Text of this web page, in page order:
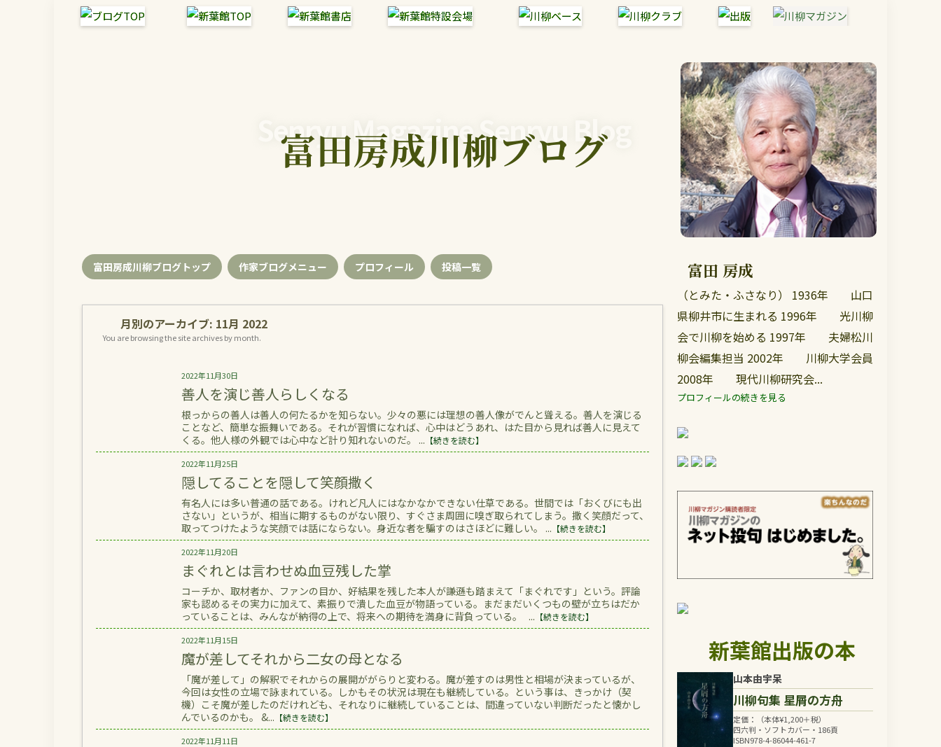
Senryu Magazine Senryu Blog
富田房成川柳ブログ
富田房成川柳ブログトップ 作家ブログメニュー プロフィール 投稿一覧
月別のアーカイブ: 11月 2022
You are browsing the site archives by month.
2022年11月30日
善人を演じ善人らしくなる
根っからの善人は善人の何たるかを知らない。少々の悪には理想の善人像がでんと聳える。善人を演じる
ことなど、簡単な振舞いである。それが習慣になれば、心中はどうあれ、はた目から見れば善人に見えて
くる。他人様の外観では心中など計り知れないのだ。 ... 【続きを読む】
2022年11月25日
隠してることを隠して笑顔撒く
有名人には多い普通の話である。けれど凡人にはなかなかできない仕草である。世間では「おくびにも出
さない」というが、相当に期するものがない限り、すぐさま周囲に嗅ぎ取られてしまう。撒く笑顔だって、
取ってつけたような笑顔では話にならない。身近な者を騙すのはさほどに難しい。 ... 【続きを読む】
2022年11月20日
まぐれとは言わせぬ血豆残した掌
コーチか、取材者か、ファンの目か、好結果を残した本人が謙遜も踏まえて「まぐれです」という。評論
家も認めるその実力に加えて、素振りで潰した血豆が物語っている。まだまだいくつもの壁が立ちはだか
っていることは、みんなが納得の上で、将来への期待を満身に背負っている。 ... 【続きを読む】
2022年11月15日
魔が差してそれから二女の母となる
「魔が差して」の解釈でそれからの展開ががらりと変わる。魔が差すのは男性と相場が決まっているが、
今回は女性の立場で詠まれている。しかもその状況は現在も継続している。という事は、きっかけ（契
機）こそ魔が差したのだけれども、それなりに継続していることは、間違っていない判断だったと懐かし
んでいるのかも。 &... 【続きを読む】
2022年11月11日
富田 房成
（とみた・ふさなり） 1936年 山口
県柳井市に生まれる 1996年 光川柳
会で川柳を始める 1997年 夫婦松川
柳会編集担当 2002年 川柳大学会員
2008年 現代川柳研究会...
プロフィールの続きを見る
新葉館出版の本
山本由宇呆
川柳句集 星屑の方舟
定価：（本体¥1,200＋税）
四六判・ソフトカバー・186頁
ISBN978-4-86044-461-7